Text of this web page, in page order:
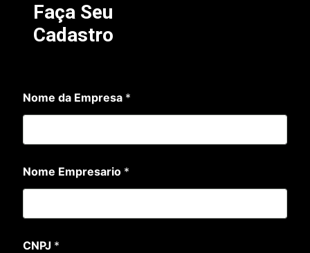
Faça Seu
Cadastro
Nome da Empresa *
Nome Empresario *
m
CNPJ *